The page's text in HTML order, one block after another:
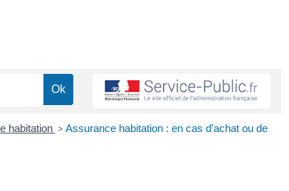
habitation > Assurance habitation : en cas d'achat ou de